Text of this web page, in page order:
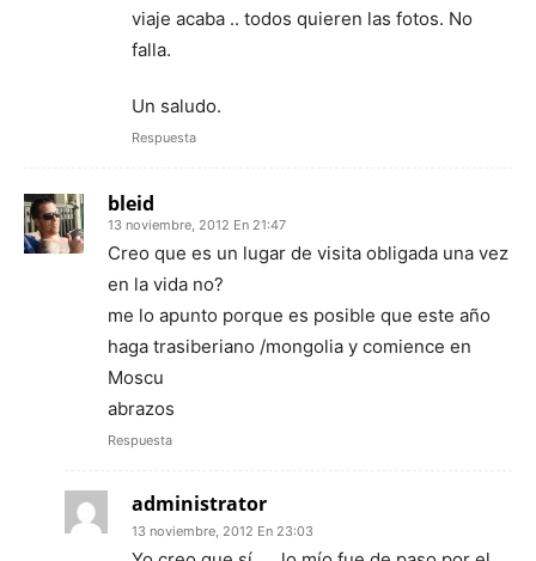
viaje acaba .. todos quieren las fotos. No
falla.
Un saludo.
Respuesta
bleid
13 noviembre, 2012 En 21:47
Creo que es un lugar de visita obligada una vez
en la vida no?
me lo apunto porque es posible que este año
haga trasiberiano /mongolia y comience en
Moscu
abrazos
Respuesta
administrator
13 noviembre, 2012 En 23:03